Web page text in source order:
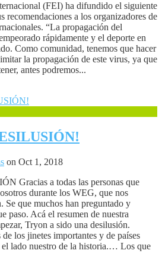
(FEI) ha difundido el siguiente
recomendaciones a los organizadores de
“La propagación del
rápidamente y el deporte en
Como comunidad, tenemos que hacer
la propagación de este virus, ya que
antes podremos...
on Oct 1, 2018
Gracias a todas las personas que
durante los WEG, que nos
Se que muchos han preguntado y
paso. Acá el resumen de nuestra
Tryon a sido una desilusión.
los jinetes importantes y de países
el lado nuestro de la historia.… Los que